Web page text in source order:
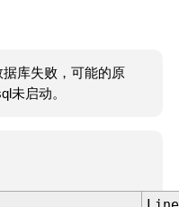
库失败，可能的原
未启动。
Line